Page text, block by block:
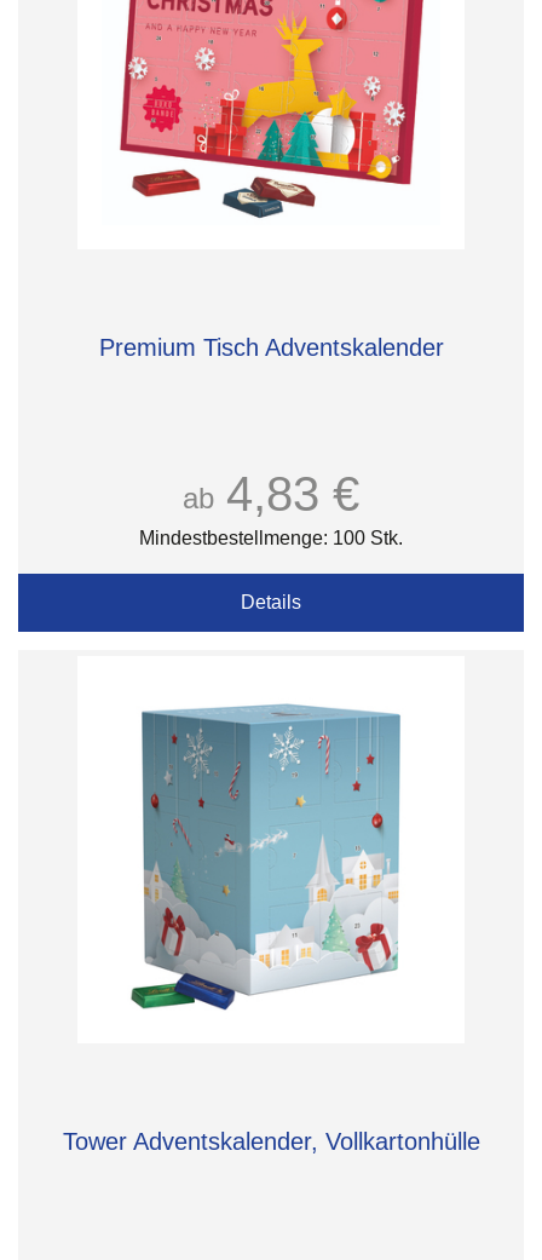
Premium Tisch Adventskalender
ab 4,83 €
Mindestbestellmenge: 100 Stk.
Details
Tower Adventskalender, Vollkartonhülle